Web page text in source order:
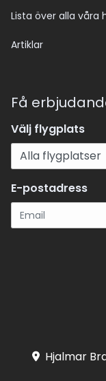
Lista över alla våra
Artiklar
Få
Välj flygplats
E-postadress
Hjalmar